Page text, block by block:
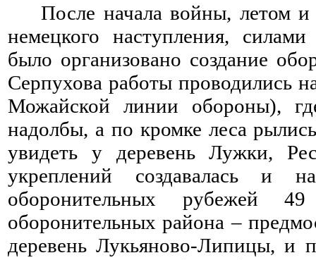
После начала войны, летом
немецкого наступления,
было организовано создание
Серпухова работы проводились
Можайской линии обороны),
надолбы, а по кромке леса
увидеть у деревень Лужки,
укреплений создавалась и
оборонительных рубежей
оборонительных района –
деревень Лукьяново-Липицы, и